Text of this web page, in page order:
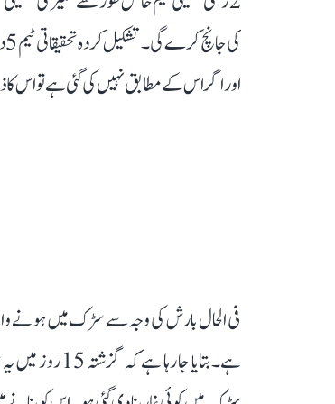
اور اگر اس کے مطابق نہیں کی گئی ہے تو اس
فی الحال بارش کی وجہ سے سڑک میں ہونے